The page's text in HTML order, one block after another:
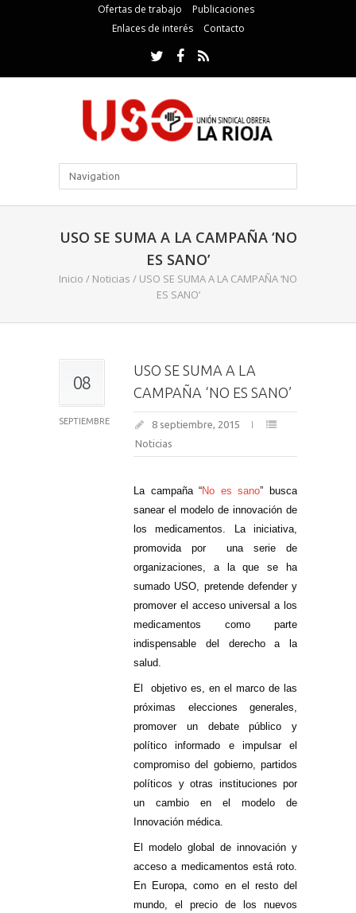
Ofertas de trabajo
Publicaciones
Enlaces de interés
Contacto
USO SE SUMA A LA CAMPAÑA ‘NO
ES SANO’
Inicio / Noticias / USO SE SUMA A LA CAMPAÑA ‘NO
ES SANO’
08
SEPTIEMBRE
USO SE SUMA A LA
CAMPAÑA ‘NO ES SANO’
8 septiembre, 2015
Noticias
La campaña “No es sano” busca
sanear el modelo de innovación de
los medicamentos. La iniciativa,
promovida por una serie de
organizaciones, a la que se ha
sumado USO, pretende defender y
promover el acceso universal a los
medicamentos como parte
indispensable del derecho a la
salud.
El objetivo es, en el marco de las
próximas elecciones generales,
promover un debate público y
político informado e impulsar el
compromiso del gobierno, partidos
políticos y otras instituciones por
un cambio en el modelo de
Innovación médica.
El modelo global de innovación y
acceso a medicamentos está roto.
En Europa, como en el resto del
mundo, el precio de los nuevos